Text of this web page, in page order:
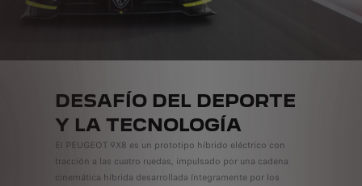
DESAFÍO DEL DEPORTE
Y LA TECNOLOGÍA
El PEUGEOT 9X8 es un prototipo híbrido eléctrico con
tracción a las cuatro ruedas, impulsado por una cadena
cinemática híbrida desarrollada íntegramente por los